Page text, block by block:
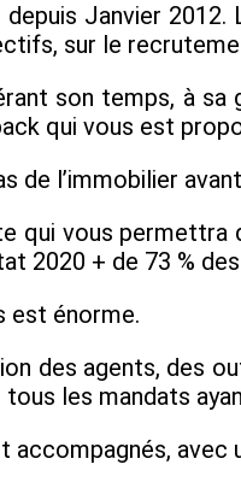
depuis Janvier
sur le
son temps, à sa
qui vous est
de l’immobilier
qui vous permettra
2020 + de 73 %
est énorme.
des agents, des
les mandats
avec